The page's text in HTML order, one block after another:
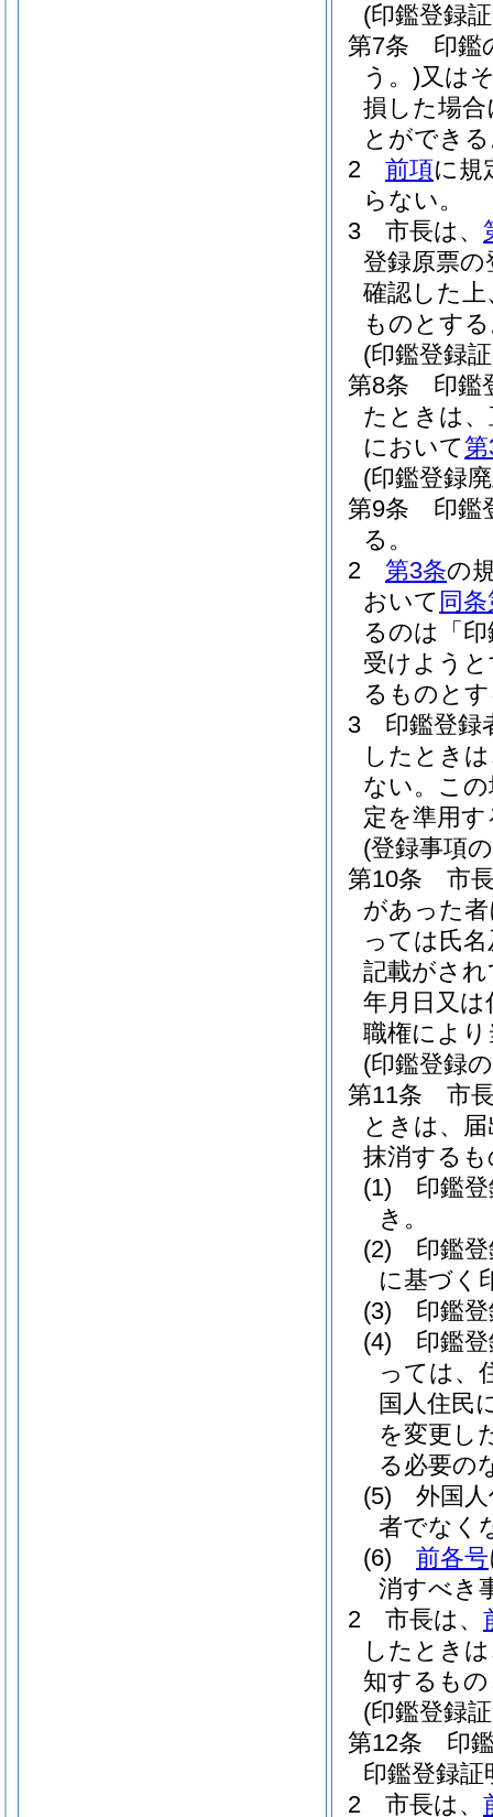
(印鑑登録
第7条
印鑑
う。)又は
損した場
とができ
2
前項に規
らない。
3
市長は、
登録原票
確認した
ものとす
(印鑑登録
第8条
印鑑
たときは
において
(印鑑登録
第9条
印鑑
る。
2
第3条の
おいて 同
るのは「
受けよう
るものと
3
印鑑登録
したとき
ない。 こ
定を準用す
(登録事項
第10条
市
があった
っては氏
記載がさ
年月日又
職権によ
(印鑑登録
第11条
市
ときは、
抹消する
(1)
印鑑
き。
(2)
印鑑
に基づく
(3)
印鑑
(4)
印鑑
っては、
国人住民
を変更し
る必要の
(5)
外国
者でなく
(6)
前各号
消すべき
2
市長は、
したとき
知するも
(印鑑登録
第12条
印
印鑑登録
2
市長は、